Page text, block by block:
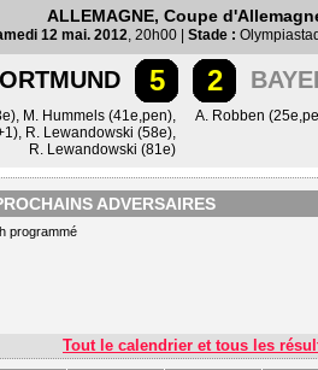
ALLEMAGNE, Coupe
12 mai. 2012, 20h00 | Stade :
5 2
, M. Hummels (41e,pen),
, R. Lewandowski (58e),
R. Lewandowski (81e)
A. Robben
ADVERSAIRES
programmé
Tout le calendrier et tous les